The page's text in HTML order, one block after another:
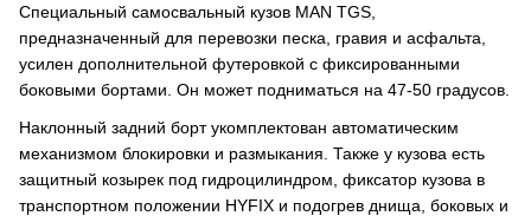
Специальный самосвальный кузов MAN TGS,
предназначенный для перевозки песка, гравия и асфальта,
усилен дополнительной футеровкой с фиксированными
боковыми бортами. Он может подниматься на 47-50 градусов.
Наклонный задний борт укомплектован автоматическим
механизмом блокировки и размыкания. Также у кузова есть
защитный козырек под гидроцилиндром, фиксатор кузова в
транспортном положении HYFIX и подогрев днища, боковых и